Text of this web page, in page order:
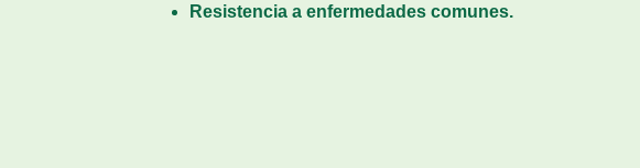
Resistencia a enfermedades comunes.